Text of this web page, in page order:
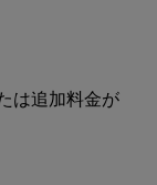
は追加料金が